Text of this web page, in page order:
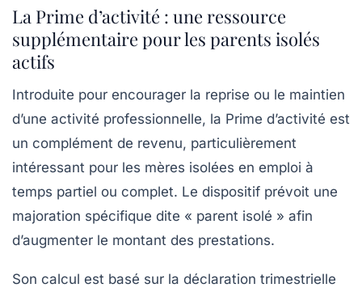
La Prime d’activité : une ressource
supplémentaire pour les parents isolés
actifs
Introduite pour encourager la reprise ou le maintien
d’une activité professionnelle, la Prime d’activité est
un complément de revenu, particulièrement
intéressant pour les mères isolées en emploi à
temps partiel ou complet. Le dispositif prévoit une
majoration spécifique dite « parent isolé » afin
d’augmenter le montant des prestations.
Son calcul est basé sur la déclaration trimestrielle